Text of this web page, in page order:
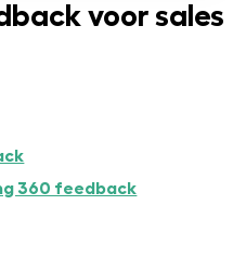
voor sales
360 feedback